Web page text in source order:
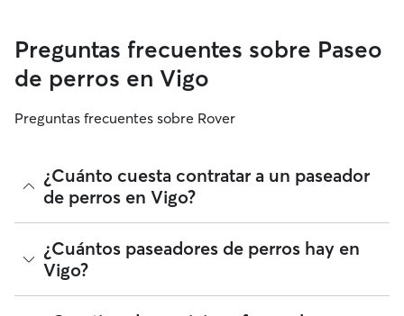
Preguntas frecuentes sobre Paseo
de perros en Vigo
Preguntas frecuentes sobre Rover
¿Cuánto cuesta contratar a un paseador
de perros en Vigo?
Los paseadores de perros de Rover tienen plena libertad
para fijar sus tarifas. El coste medio de un paseador de
perros en Vigo en Rover en agosto 2026 fue de alrededor
de 9 por paseo, incluyendo las tarifas de servicio de Rover.
¿Cuántos paseadores de perros hay en
Vigo?